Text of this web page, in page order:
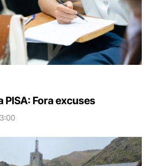
PISA: Fora excuses